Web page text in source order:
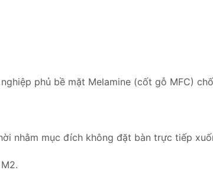
phủ bề mặt Melamine (cốt gỗ MFC)
nhằm mục đích không đặt bàn trực tiếp